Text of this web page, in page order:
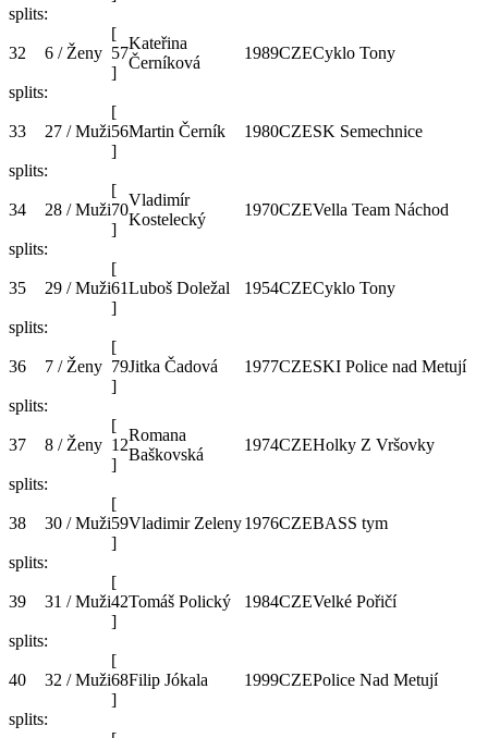
splits:
32 6 / Ženy
[
57
]
Kateřina
Černíková
1989CZECyklo Tony
splits:
33 27 / Muži
[
56
]
Martin Černík 1980CZESK Semechnice
splits:
34 28 / Muži
[
70
]
Vladimír
Kostelecký
1970CZEVella Team Náchod
splits:
35 29 / Muži
[
61
]
Luboš Doležal 1954CZECyklo Tony
splits:
36 7 / Ženy
[
79
]
Jitka Čadová 1977CZESKI Police nad Metují
splits:
37 8 / Ženy
[
12
]
Romana
Baškovská
1974CZEHolky Z Vršovky
splits:
38 30 / Muži
[
59
]
Vladimir Zeleny1976CZEBASS tym
splits:
39 31 / Muži
[
42
]
Tomáš Polický 1984CZEVelké Pořičí
splits:
40 32 / Muži
[
68
]
Filip Jókala 1999CZEPolice Nad Metují
splits: